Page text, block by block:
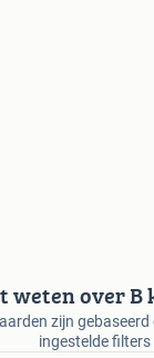
weten over B
zijn
ingestelde filters